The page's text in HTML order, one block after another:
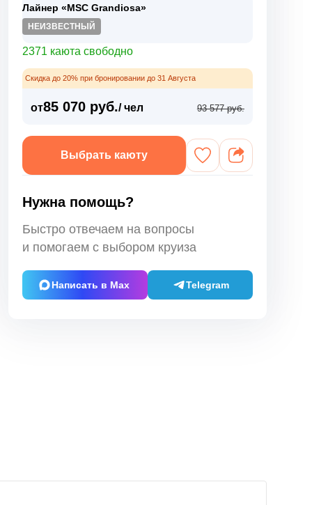
Лайнер «MSC Grandiosa»
НЕИЗВЕСТНЫЙ
2371 каюта свободно
Скидка до 20% при бронировании до 31 Августа
от85 070 руб./ чел 93 577 руб.
Выбрать каюту
Нужна помощь?
Быстро отвечаем на вопросы
и помогаем с выбором круиза
Написать в Max Telegram